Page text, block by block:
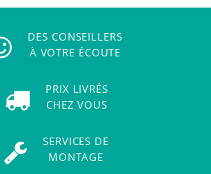
DES CONSEILLERS
À VOTRE ÉCOUTE
PRIX LIVRÉS
CHEZ VOUS
SERVICES DE
MONTAGE